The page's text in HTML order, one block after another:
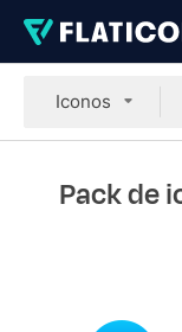
Iconos
Pack de